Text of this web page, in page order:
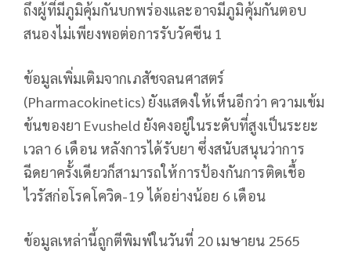
ถึงผู้ที่มีภูมิคุ้มกันบกพร่องและอาจมีภูมิคุ้มกันตอบ
สนองไม่เพียงพอต่อการรับวัคซีน 1
ข้อมูลเพิ่มเติมจากเภสัชจลนศาสตร์
(Pharmacokinetics) ยังแสดงให้เห็นอีกว่า ความเข้ม
ข้นของยา Evusheld ยังคงอยู่ในระดับที่สูงเป็นระยะ
เวลา 6 เดือน หลังการได้รับยา ซึ่งสนับสนุนว่าการ
ฉีดยาครั้งเดียวก็สามารถให้การป้องกันการติดเชื้อ
ไวรัสก่อโรคโควิด-19 ได้อย่างน้อย 6 เดือน
ข้อมูลเหล่านี้ถูกตีพิมพ์ในวันที่ 20 เมษายน 2565